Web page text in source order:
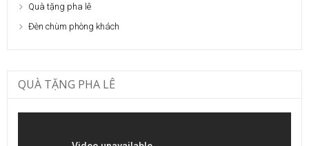
Quà tặng pha lê
Đèn chùm phòng khách
QUÀ TẶNG PHA LÊ